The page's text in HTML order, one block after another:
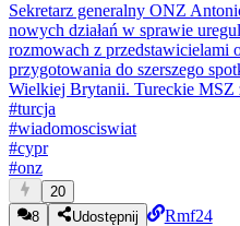
Sekretarz generalny ONZ
nowych działań w sprawie
rozmowach z przedstawicielami
przygotowania do szerszego
Wielkiej Brytanii. Tureckie MSZ
#turcja
#wiadomosciswiat
#cypr
#onz
20
8
Udostępnij Rmf24